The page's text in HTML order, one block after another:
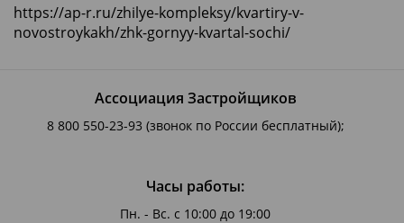
https://ap-r.ru/zhilye-kompleksy/kvartiry-v-
novostroykakh/zhk-gornyy-kvartal-sochi/
Ассоциация Застройщиков
8 800 550-23-93 (звонок по России бесплатный);
Часы работы:
Пн. - Вс. с 10:00 до 19:00